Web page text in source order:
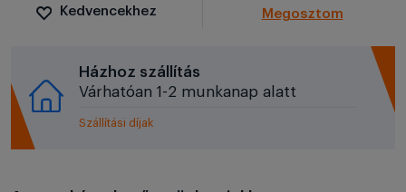
Kedvencekhez Megosztom
Házhoz szállítás
Várhatóan 1-2 munkanap alatt
Szállítási díjak